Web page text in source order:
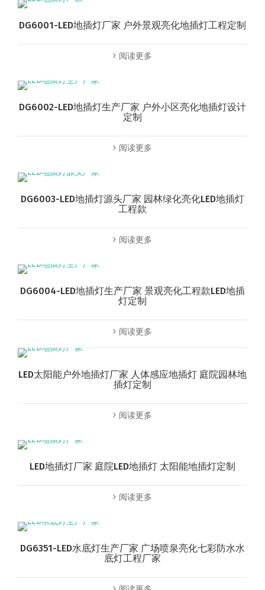
DG6001-LED地插灯厂家 户外景观亮化地插灯工程定制
阅读更多
DG6002-LED地插灯生产厂家 户外小区亮化地插灯设计
定制
阅读更多
DG6003-LED地插灯源头厂家 园林绿化亮化LED地插灯
工程款
阅读更多
DG6004-LED地插灯生产厂家 景观亮化工程款LED地插
灯定制
阅读更多
LED太阳能户外地插灯厂家 人体感应地插灯 庭院园林地
插灯定制
阅读更多
LED地插灯厂家 庭院LED地插灯 太阳能地插灯定制
阅读更多
DG6351-LED水底灯生产厂家 广场喷泉亮化七彩防水水
底灯工程厂家